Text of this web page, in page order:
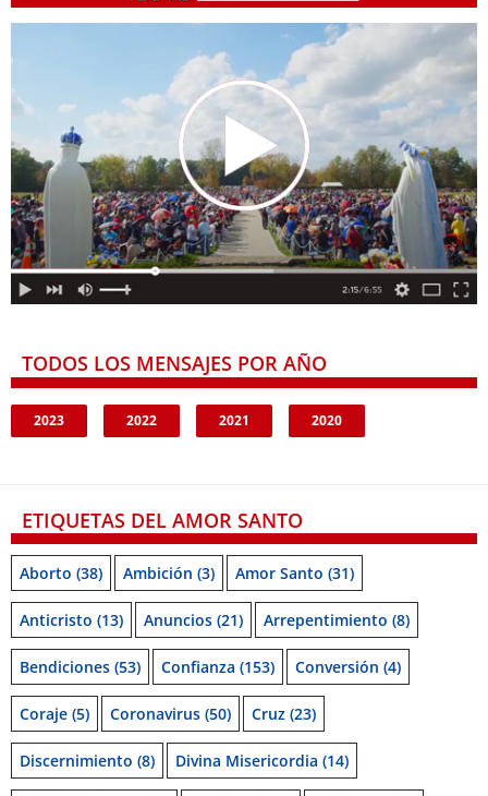
TODOS LOS MENSAJES POR AÑO
2023 2022 2021 2020
ETIQUETAS DEL AMOR SANTO
Aborto (38) Ambición (3) Amor Santo (31)
Anticristo (13) Anuncios (21) Arrepentimiento (8)
Bendiciones (53) Confianza (153) Conversión (4)
Coraje (5) Coronavirus (50) Cruz (23)
Discernimiento (8) Divina Misericordia (14)